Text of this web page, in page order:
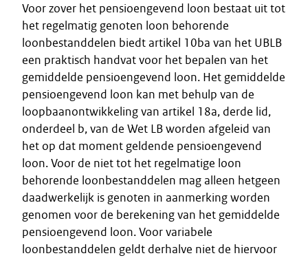
Voor zover het pensioengevend loon bestaat uit tot
het regelmatig genoten loon behorende
loonbestanddelen biedt artikel 10ba van het UBLB
een praktisch handvat voor het bepalen van het
gemiddelde pensioengevend loon. Het gemiddelde
pensioengevend loon kan met behulp van de
loopbaanontwikkeling van artikel 18a, derde lid,
onderdeel b, van de Wet LB worden afgeleid van
het op dat moment geldende pensioengevend
loon. Voor de niet tot het regelmatige loon
behorende loonbestanddelen mag alleen hetgeen
daadwerkelijk is genoten in aanmerking worden
genomen voor de berekening van het gemiddelde
pensioengevend loon. Voor variabele
loonbestanddelen geldt derhalve niet de hiervoor